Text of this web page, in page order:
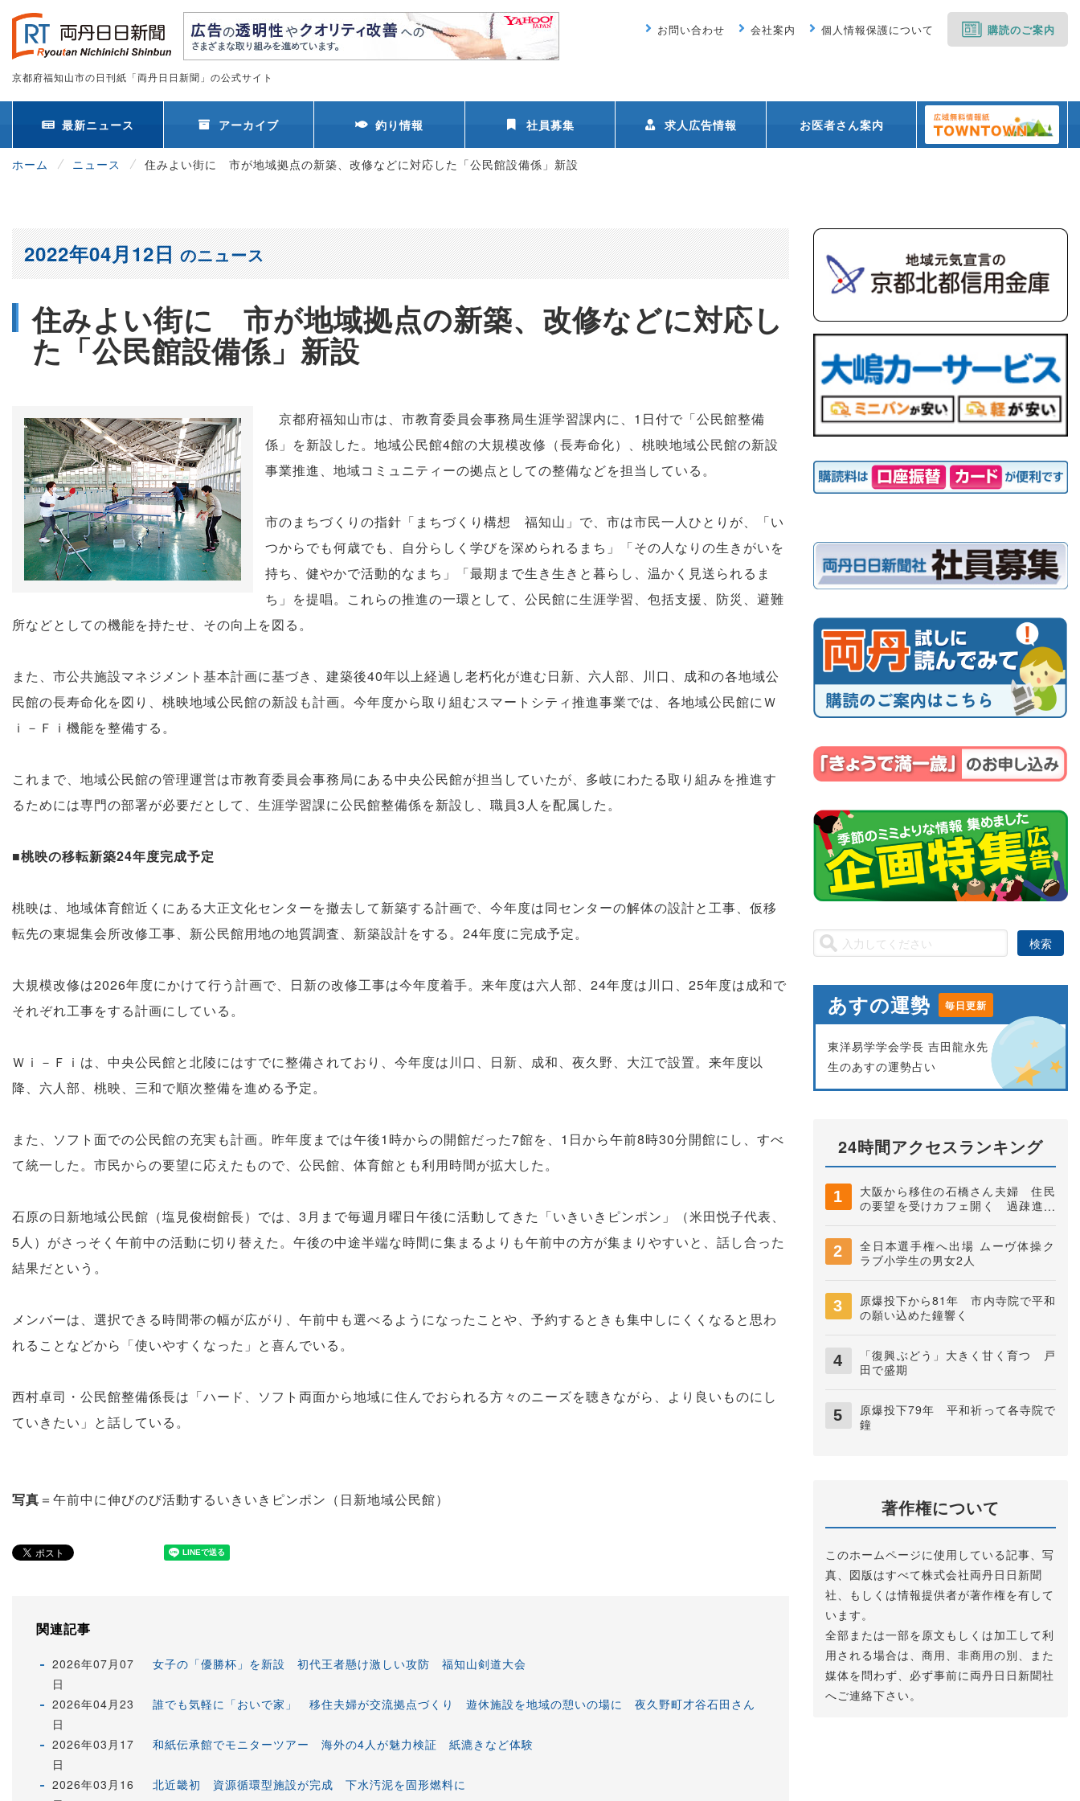
京都府福知山市の日刊紙「両丹日日新聞」の公式サイト
お問い合わせ 会社案内 個人情報保護について 購読のご案内
最新ニュース アーカイブ 釣り情報 社員募集 求人広告情報 お医者さん案内
ホーム ニュース 住みよい街に 市が地域拠点の新築、改修などに対応した「公民館設備係」新設
住みよい街に 市が地域拠点の新築、改修などに対応し
た「公民館設備係」新設
2022年04月12日のニュース
京都府福知山市は、市教育委員会事務局生涯学習課内に、1日付で「公民館整備
係」を新設した。地域公民館4館の大規模改修（長寿命化）、桃映地域公民館の新設
事業推進、地域コミュニティーの拠点としての整備などを担当している。
市のまちづくりの指針「まちづくり構想 福知山」で、市は市民一人ひとりが、「い
つからでも何歳でも、自分らしく学びを深められるまち」「その人なりの生きがいを
持ち、健やかで活動的なまち」「最期まで生き生きと暮らし、温かく見送られるま
ち」を提唱。これらの推進の一環として、公民館に生涯学習、包括支援、防災、避難
所などとしての機能を持たせ、その向上を図る。
また、市公共施設マネジメント基本計画に基づき、建築後40年以上経過し老朽化が進む日新、六人部、川口、成和の各地域公
民館の長寿命化を図り、桃映地域公民館の新設も計画。今年度から取り組むスマートシティ推進事業では、各地域公民館にＷ
ｉ－Ｆｉ機能を整備する。
これまで、地域公民館の管理運営は市教育委員会事務局にある中央公民館が担当していたが、多岐にわたる取り組みを推進す
るためには専門の部署が必要だとして、生涯学習課に公民館整備係を新設し、職員3人を配属した。
■桃映の移転新築24年度完成予定
桃映は、地域体育館近くにある大正文化センターを撤去して新築する計画で、今年度は同センターの解体の設計と工事、仮移
転先の東堀集会所改修工事、新公民館用地の地質調査、新築設計をする。24年度に完成予定。
大規模改修は2026年度にかけて行う計画で、日新の改修工事は今年度着手。来年度は六人部、24年度は川口、25年度は成和で
それぞれ工事をする計画にしている。
Ｗｉ－Ｆｉは、中央公民館と北陵にはすでに整備されており、今年度は川口、日新、成和、夜久野、大江で設置。来年度以
降、六人部、桃映、三和で順次整備を進める予定。
また、ソフト面での公民館の充実も計画。昨年度までは午後1時からの開館だった7館を、1日から午前8時30分開館にし、すべ
て統一した。市民からの要望に応えたもので、公民館、体育館とも利用時間が拡大した。
石原の日新地域公民館（塩見俊樹館長）では、3月まで毎週月曜日午後に活動してきた「いきいきピンポン」（米田悦子代表、
5人）がさっそく午前中の活動に切り替えた。午後の中途半端な時間に集まるよりも午前中の方が集まりやすいと、話し合った
結果だという。
メンバーは、選択できる時間帯の幅が広がり、午前中も選べるようになったことや、予約するときも集中しにくくなると思わ
れることなどから「使いやすくなった」と喜んでいる。
西村卓司・公民館整備係長は「ハード、ソフト両面から地域に住んでおられる方々のニーズを聴きながら、より良いものにし
ていきたい」と話している。
写真 ＝午前中に伸びのび活動するいきいきピンポン（日新地域公民館）
関連記事
2026年07月07
日
女子の「優勝杯」を新設 初代王者懸け激しい攻防 福知山剣道大会
2026年04月23
日
誰でも気軽に「おいで家」 移住夫婦が交流拠点づくり 遊休施設を地域の憩いの場に 夜久野町才谷石田さん
2026年03月17
日
和紙伝承館でモニターツアー 海外の4人が魅力検証 紙漉きなど体験
2026年03月16
北近畿初 資源循環型施設が完成 下水汚泥を固形燃料に
あすの運勢 毎日更新
東洋易学学会学長 吉田龍永先
生のあすの運勢占い
24時間アクセスランキング
大阪から移住の石橋さん夫婦 住民
の要望を受けカフェ開く 過疎進む
全日本選手権へ出場 ムーヴ体操ク
ラブ小学生の男女2人
原爆投下から81年 市内寺院で平和
の願い込めた鐘響く
「復興ぶどう」大きく甘く育つ 戸
田で盛期
原爆投下79年 平和祈って各寺院で
鐘
著作権について
このホームページに使用している記事、写
真、図版はすべて株式会社両丹日日新聞
社、もしくは情報提供者が著作権を有して
います。
全部または一部を原文もしくは加工して利
用される場合は、商用、非商用の別、また
媒体を問わず、必ず事前に両丹日日新聞社
へご連絡下さい。